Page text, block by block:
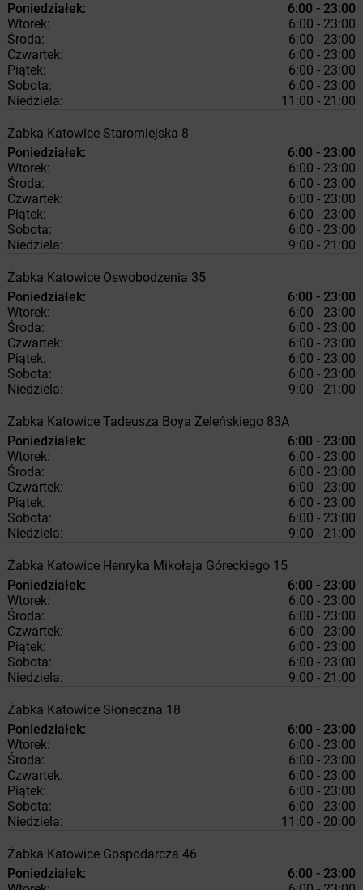
Poniedziałek:
6:00 - 23:00
Wtorek:
6:00 - 23:00
Środa:
6:00 - 23:00
Czwartek:
6:00 - 23:00
Piątek:
6:00 - 23:00
Sobota:
6:00 - 23:00
Niedziela:
11:00 - 21:00
Żabka Katowice Staromiejska 8
Poniedziałek:
6:00 - 23:00
Wtorek:
6:00 - 23:00
Środa:
6:00 - 23:00
Czwartek:
6:00 - 23:00
Piątek:
6:00 - 23:00
Sobota:
6:00 - 23:00
Niedziela:
9:00 - 21:00
Żabka Katowice Oswobodzenia 35
Poniedziałek:
6:00 - 23:00
Wtorek:
6:00 - 23:00
Środa:
6:00 - 23:00
Czwartek:
6:00 - 23:00
Piątek:
6:00 - 23:00
Sobota:
6:00 - 23:00
Niedziela:
9:00 - 21:00
Żabka Katowice Tadeusza Boya Żeleńskiego 83A
Poniedziałek:
6:00 - 23:00
Wtorek:
6:00 - 23:00
Środa:
6:00 - 23:00
Czwartek:
6:00 - 23:00
Piątek:
6:00 - 23:00
Sobota:
6:00 - 23:00
Niedziela:
9:00 - 21:00
Żabka Katowice Henryka Mikołaja Góreckiego 15
Poniedziałek:
6:00 - 23:00
Wtorek:
6:00 - 23:00
Środa:
6:00 - 23:00
Czwartek:
6:00 - 23:00
Piątek:
6:00 - 23:00
Sobota:
6:00 - 23:00
Niedziela:
9:00 - 21:00
Żabka Katowice Słoneczna 18
Poniedziałek:
6:00 - 23:00
Wtorek:
6:00 - 23:00
Środa:
6:00 - 23:00
Czwartek:
6:00 - 23:00
Piątek:
6:00 - 23:00
Sobota:
6:00 - 23:00
Niedziela:
11:00 - 20:00
Żabka Katowice Gospodarcza 46
Poniedziałek:
6:00 - 23:00